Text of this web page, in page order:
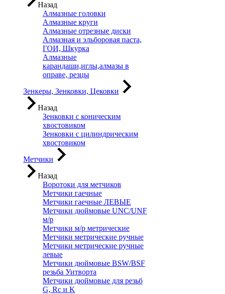
Назад
Алмазные головки
Алмазные круги
Алмазные отрезные диски
Алмазная и эльборовая паста,
ГОИ, Шкурка
Алмазные
карандаши,иглы,алмазы в
оправе, резцы
Зенкеры, Зенковки, Цековки
Назад
Зенковки с коническим
хвостовиком
Зенковки с цилиндрическим
хвостовиком
Метчики
Назад
Воротоки для метчиков
Метчики гаечные
Метчики гаечные ЛЕВЫЕ
Метчики дюймовые UNC/UNF
м/р
Метчики м/р метрические
Метчики метрические ручные
Метчики метрические ручные
левые
Метчики дюймовые BSW/BSF
резьба Уитворта
Метчики дюймовые для резьб
G, Rc и K